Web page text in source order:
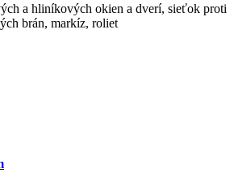
a hliníkových okien a dverí, sieťok proti
brán, markíz, roliet